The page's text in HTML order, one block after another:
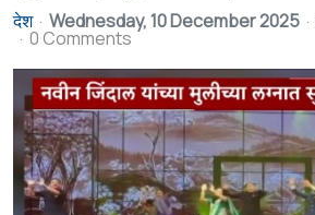
देश Wednesday, 10 December 2025
0 Comments